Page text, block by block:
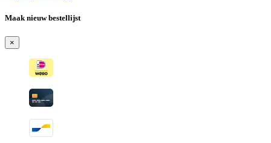
Maak nieuw bestellijst
×